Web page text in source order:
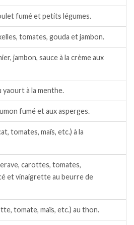
fumé et petits légumes.
tomates, gouda et jambon.
jambon, sauce à la crème aux
yaourt à la menthe.
fumé et aux asperges.
tomates, maïs, etc.) à la
carottes, tomates,
et vinaigrette au beurre de
tomate, maïs, etc.) au thon.